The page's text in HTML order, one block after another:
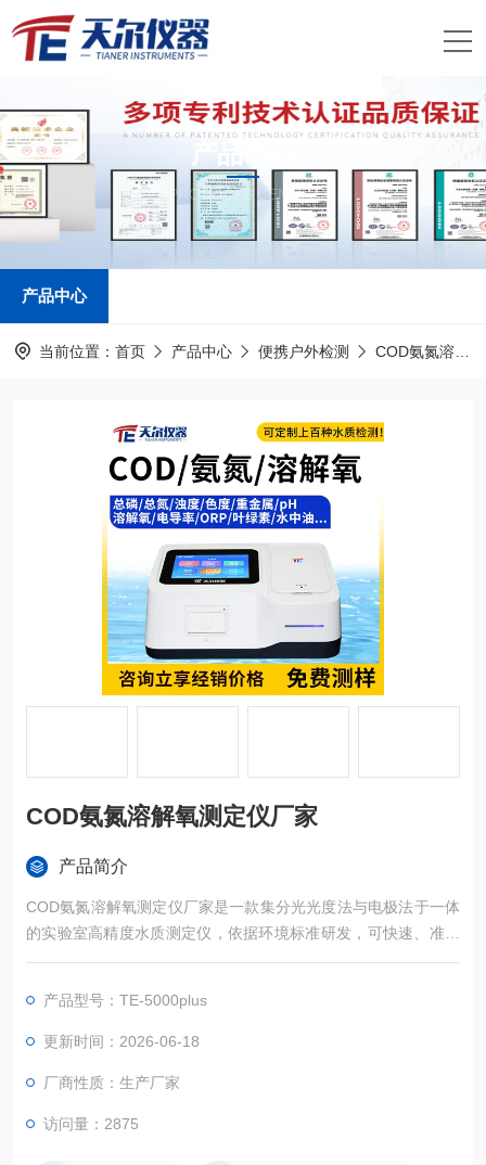
产品中心
PRODUCTS CENTER
产品中心
当前位置： 首页 产品中心 便携户外检测 COD氨氮溶解氧测定仪厂家
COD氨氮溶解氧测定仪厂家
产品简介
COD氨氮溶解氧测定仪厂家是一款集分光光度法与电极法于一体
的实验室高精度水质测定仪，依据环境标准研发，可快速、准确
的测定水中COD、氨氮、总磷、总氮、pH、溶解氧、电导率、O
设计，灵敏度高，运用Tianer专用水质检测系统，准确测量，稳
定性强，自动化程度高.
产品型号：TE-5000plus
更新时间：2026-06-18
厂商性质：生产厂家
访问量：2875